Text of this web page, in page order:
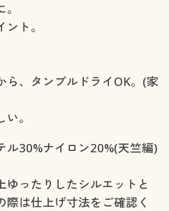
ト。
ら、タンブルドライOK。(家
。
30%ナイロン20%(天竺編)
ったりしたシルエットと
は仕上げ寸法をご確認く